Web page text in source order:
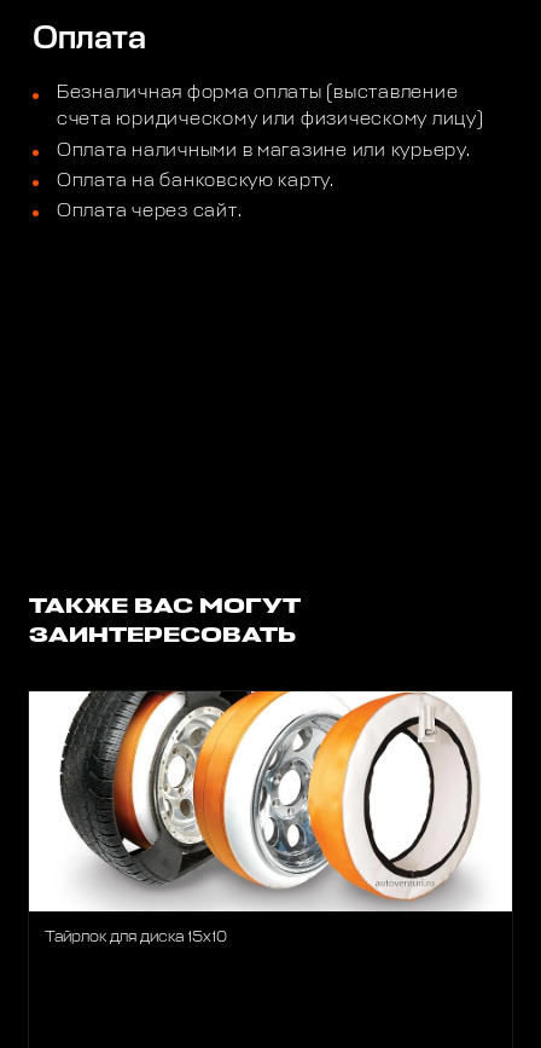
Оплата
Безналичная форма оплаты (выставление
счета юридическому или физическому лицу)
Оплата наличными в магазине или курьеру.
Оплата на банковскую карту.
Оплата через сайт.
ТАКЖЕ ВАС МОГУТ
ЗАИНТЕРЕСОВАТЬ
Тайрлок для диска 15х10